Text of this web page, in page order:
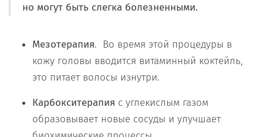
но могут быть слегка болезненными.
Мезотерапия. Во время этой процедуры в
кожу головы вводится витаминный коктейль,
это питает волосы изнутри.
Карбокситерапия с углекислым газом
образовывает новые сосуды и улучшает